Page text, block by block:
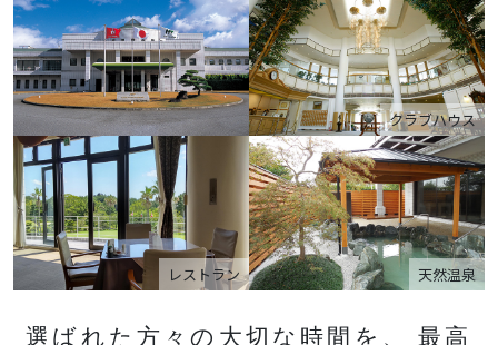
クラブハウス
レストラン 天然温泉
選ばれた方々の大切な時間を、 最高